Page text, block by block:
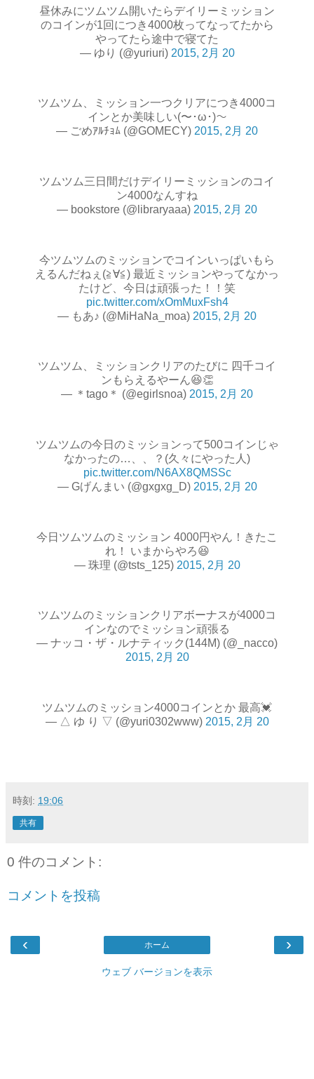
昼休みにツムツム開いたらデイリーミッション
のコインが1回につき4000枚ってなってたから
やってたら途中で寝てた
— ゆり (@yuriuri) 2015, 2月 20
ツムツム、ミッション一つクリアにつき4000コ
インとか美味しい(〜･ω･)〜
— ごめｱﾙﾁｮﾑ (@GOMECY) 2015, 2月 20
ツムツム三日間だけデイリーミッションのコイ
ン4000なんすね
— bookstore (@libraryaaa) 2015, 2月 20
今ツムツムのミッションでコインいっぱいもら
えるんだねぇ(≧∀≦) 最近ミッションやってなかっ
たけど、今日は頑張った！！笑
pic.twitter.com/xOmMuxFsh4
— もあ♪ (@MiHaNa_moa) 2015, 2月 20
ツムツム、ミッションクリアのたびに 四千コイ
ンもらえるやーん😆👏
— ＊tago＊ (@egirlsnoa) 2015, 2月 20
ツムツムの今日のミッションって500コインじゃ
なかったの…、、？(久々にやった人)
pic.twitter.com/N6AX8QMSSc
— Gげんまい (@gxgxg_D) 2015, 2月 20
今日ツムツムのミッション 4000円やん！きたこ
れ！ いまからやろ😆
— 珠理 (@tsts_125) 2015, 2月 20
ツムツムのミッションクリアボーナスが4000コ
インなのでミッション頑張る
— ナッコ・ザ・ルナティック(144M) (@_nacco)
2015, 2月 20
ツムツムのミッション4000コインとか 最高💓
— △ ゆ り ▽ (@yuri0302www) 2015, 2月 20
時刻: 19:06
共有
0 件のコメント:
コメントを投稿
‹ ›
ホーム
ウェブ バージョンを表示